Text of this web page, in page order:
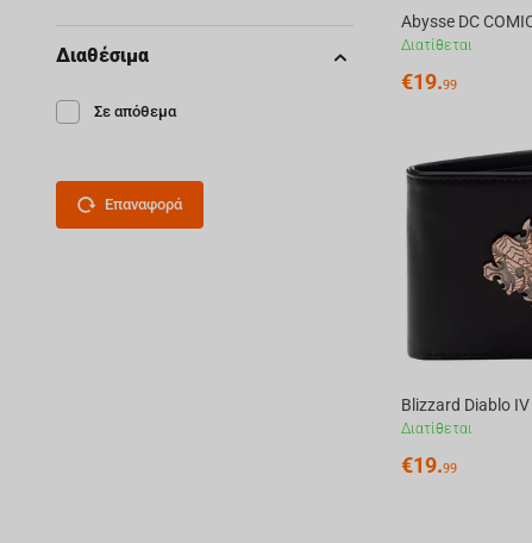
Διατίθεται
€19.99
Διατίθεται
€19.99
Διαθέσιμα
Σε απόθεμα
Επαναφορά